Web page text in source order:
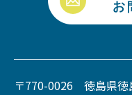
〒770-0026 徳島県徳